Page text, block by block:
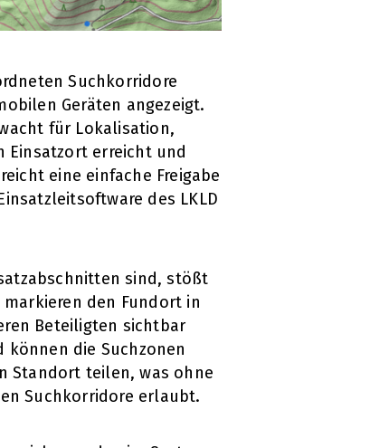
Suchkorridore
Geräten angezeigt.
für Lokalisation,
Einsatzort erreicht und
reicht eine einfache Freigabe
des LKLD
sind, stößt
den Fundort in
Beteiligten sichtbar
die Suchzonen
Standort teilen, was ohne
Suchkorridore erlaubt.